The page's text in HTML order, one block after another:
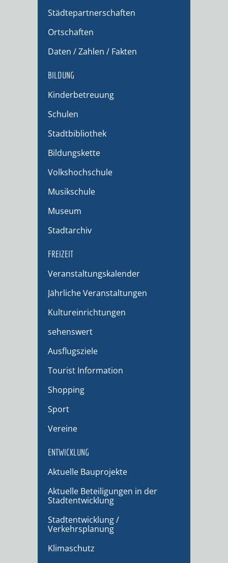
Städtepartnerschaften
Ortschaften
Daten / Zahlen / Fakten
BILDUNG
Kinderbetreuung
Schulen
Stadtbibliothek
Bildungskette
Volkshochschule
Musikschule
Museum
Stadtarchiv
FREIZEIT
Veranstaltungskalender
Jährliche Veranstaltungen
Kultureinrichtungen
sehenswert
Ausflugsziele
Tourist Information
Shopping
Sport
Vereine
ENTWICKLUNG
Aktuelle Bauprojekte
Aktuelle Beteiligungen in der
Stadtentwicklung
Stadtentwicklung /
Verkehrsplanung
Klimaschutz